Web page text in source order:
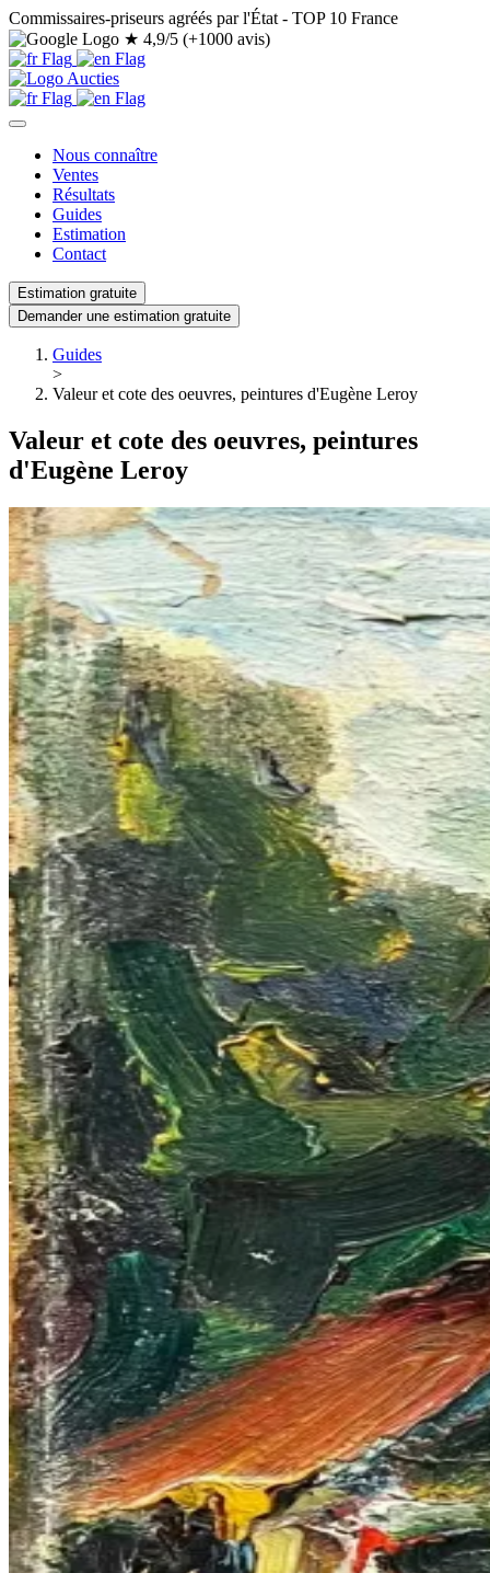
Commissaires-priseurs agréés par l'État - TOP 10 France
★ 4,9/5 (+1000 avis)
Nous connaître
Ventes
Résultats
Guides
Estimation
Contact
Estimation gratuite
Demander une estimation gratuite
Guides
>
Valeur et cote des oeuvres, peintures d'Eugène Leroy
Valeur et cote des oeuvres, peintures
d'Eugène Leroy